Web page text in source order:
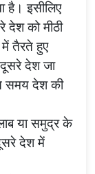
है। इसीलिए
को मीठी
तैरते हुए
देश जा
समय देश की
या समुद्र के
देश में